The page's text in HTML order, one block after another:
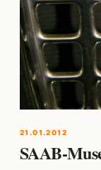
21.01.2012
SAAB-